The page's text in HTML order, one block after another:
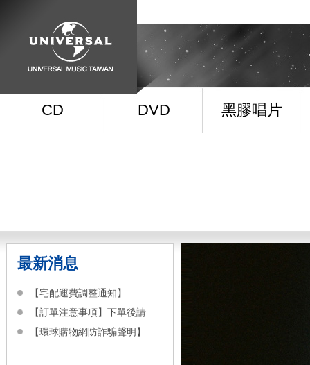
CD DVD 黑膠唱片
最新消息
【宅配運費調整通知】
【訂單注意事項】下單後請
【環球購物網防詐騙聲明】